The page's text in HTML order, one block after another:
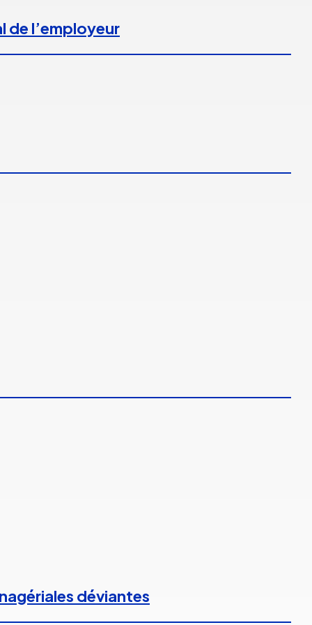
de l’employeur
déviantes